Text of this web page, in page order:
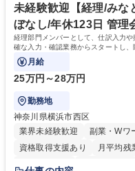
社員から頼られる存在になる
務の持ち帰りも禁止されており
歴・資格 学歴：大学院 大学 高
未経験歓迎【経理/みな
ぼなし/年休123日 管理
経理部門メンバーとして、仕訳入力
確な入力・確認業務からスタートし
理知識を身につけていただきます。
月給
25万円～28万円
勤務地
神奈川県横浜市西区
業界未経験歓迎
副業・Wワ
資格取得支援あり
月平均残
未経験者歓迎